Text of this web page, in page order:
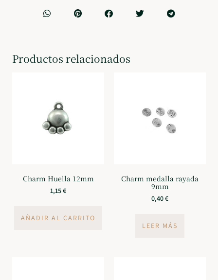
Productos relacionados
Charm Huella 12mm
1,15€
AÑADIR AL CARRITO
Charm medalla rayada
9mm
0,40€
LEER MÁS